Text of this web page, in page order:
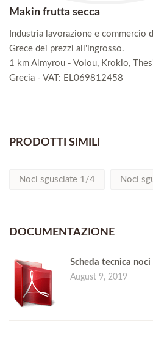
Makin frutta secca
Industria lavorazione e commercio
Grece dei prezzi all'ingrosso.
1 km Almyrou - Volou, Krokio,
Grecia - VAT: EL069812458
PRODOTTI SIMILI
Noci sgusciate 1/4 Noci
DOCUMENTAZIONE
Scheda tecnica
August 9, 2019